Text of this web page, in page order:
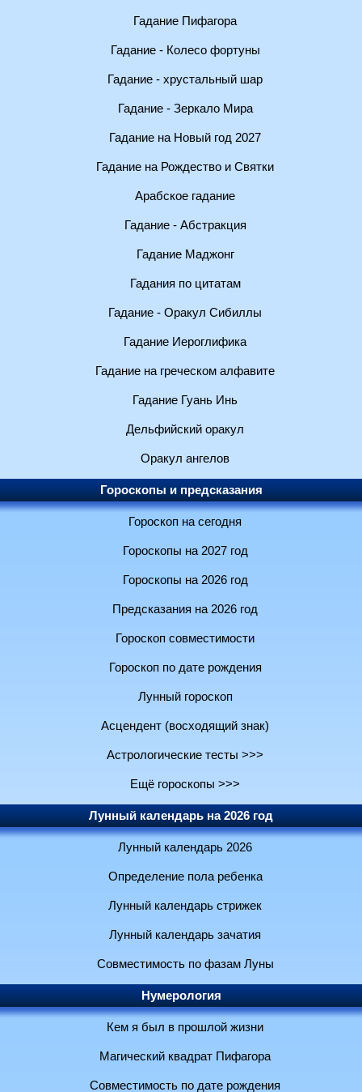
Гадание Пифагора
Гадание - Колесо фортуны
Гадание - хрустальный шар
Гадание - Зеркало Мира
Гадание на Новый год 2027
Гадание на Рождество и Святки
Арабское гадание
Гадание - Абстракция
Гадание Маджонг
Гадания по цитатам
Гадание - Оракул Сибиллы
Гадание Иероглифика
Гадание на греческом алфавите
Гадание Гуань Инь
Дельфийский оракул
Оракул ангелов
Гороскопы и предсказания
Гороскоп на сегодня
Гороскопы на 2027 год
Гороскопы на 2026 год
Предсказания на 2026 год
Гороскоп совместимости
Гороскоп по дате рождения
Лунный гороскоп
Асцендент (восходящий знак)
Астрологические тесты >>>
Ещё гороскопы >>>
Лунный календарь на 2026 год
Лунный календарь 2026
Определение пола ребенка
Лунный календарь стрижек
Лунный календарь зачатия
Совместимость по фазам Луны
Нумерология
Кем я был в прошлой жизни
Магический квадрат Пифагора
Совместимость по дате рождения